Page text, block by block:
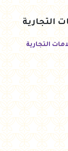
التجارية
التجارية